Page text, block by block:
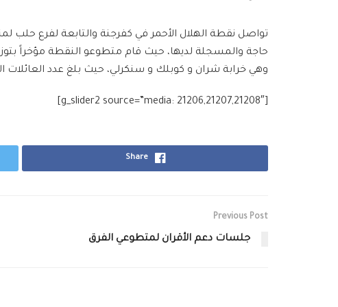
تواصل نقطة الهلال الأحمر‬في كفرجنة‬ والتابعة لفرع حلب
حاجة والمسجلة لديها، حيث قام متطوعو النقطة مؤخراً
وهي خرابة‬ شران و كوبلك‬ و سنكرلي‬، حيث بلغ عدد العائلات
[g_slider2 source=”media: 21206,21207,21208″]
Share
Previous Post
جلسات دعم الأقران لمتطوعي الفرق